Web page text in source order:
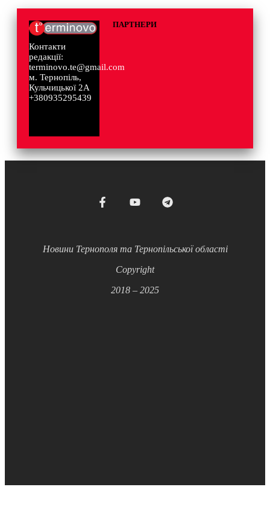
Контакти
редакції:
terminovo.te@gmail.com
м. Тернопіль,
Кульчицької 2А
+380935295439
ПАРТНЕРИ
Новини Тернополя та Тернопільської області
Copyright
2018 – 2025